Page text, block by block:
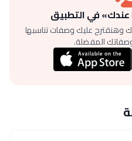
عندك» في التطبيق
وهنقترح عليك وصفات تناسبها
المفضلة.